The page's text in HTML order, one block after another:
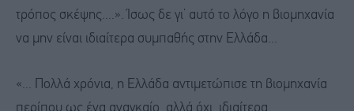
τρόπος σκέψης....». Ίσως δε γι’ αυτό το λόγο η βιομηχανία
να μην είναι ιδιαίτερα συμπαθής στην Ελλάδα...
«... Πολλά χρόνια, η Ελλάδα αντιμετώπισε τη βιομηχανία
περίπου ως ένα αναγκαίο, αλλά όχι ιδιαίτερα